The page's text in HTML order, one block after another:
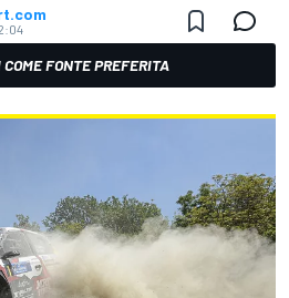
FONTE PREFERITA